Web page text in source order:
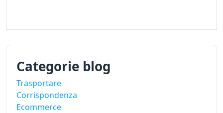
Categorie blog
Trasportare
Corrispondenza
Ecommerce